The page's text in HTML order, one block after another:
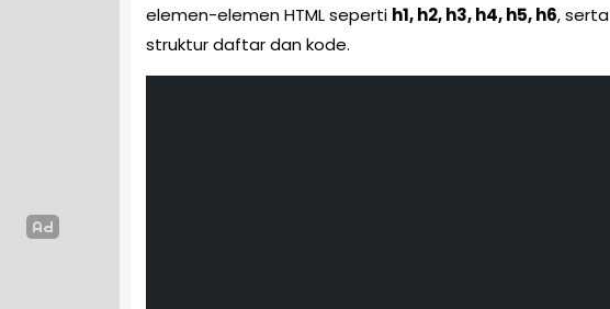
elemen-elemen HTML seperti h1, h2, h3, h4, h5, h6, serta
struktur daftar dan kode.